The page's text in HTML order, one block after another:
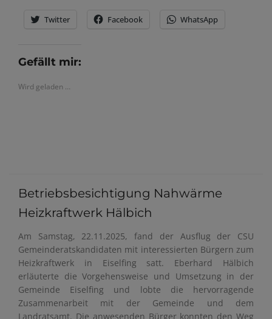
Twitter Facebook WhatsApp
Gefällt mir:
Wird geladen …
Betriebsbesichtigung Nahwärme
Heizkraftwerk Hälbich
Am Samstag, 22.11.2025, fand der Ausflug der CSU
Gemeinderatskandidaten mit interessierten Bürgern zum
Heizkraftwerk in Eiselfing satt. Eberhard Hälbich
erläuterte die Vorgehensweise und Umsetzung in der
Gemeinde Eiselfing und lobte die hervorragende
Zusammenarbeit mit der Gemeinde und dem
Landratsamt. Die anwesenden Bürger konnten den Weg